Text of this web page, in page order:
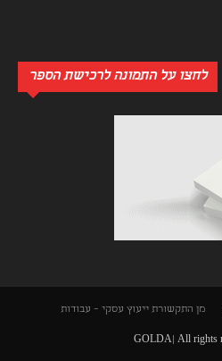
לחצו על התמונה לרכישת הספר
מן התקשורת ייעוץ עסקי – עבודות